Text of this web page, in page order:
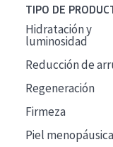
TIPO DE
Hidratación y
luminosidad
Reducción de
Regeneración
Firmeza
Piel menopáusica